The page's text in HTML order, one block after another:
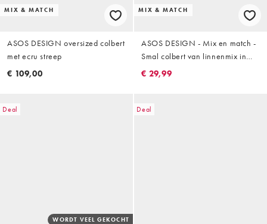
MIX & MATCH
ASOS DESIGN oversized colbert
met ecru streep
€ 109,00
MIX & MATCH
ASOS DESIGN - Mix en match -
Smal colbert van linnenmix in
olijfgroen
€ 29,99
Deal
WORDT VEEL GEKOCHT
Deal